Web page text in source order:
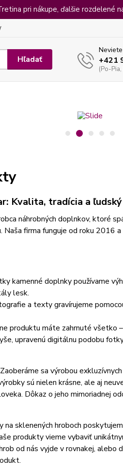
pri nákupe, ďalšie rozdelené
Hľadať +421
(Po-
Kvalita, tradícia a
náhrobných doplnkov, ktoré
Naša firma funguje od roku 2016
kamenné doplnky používame
lesk.
a texty gravírujeme
produktu máte zahrnuté všetko
upravenú digitálnu podobu
Zaoberáme sa výrobou
sú nielen krásne, ale aj
Dôkaz o jeho mimoriadnej
na sklenených hroboch
produkty vieme vybaviť
od nás vyjde v rovnakej, alebo